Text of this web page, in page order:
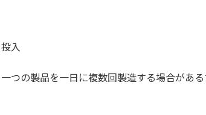
入
つの製品を一日に複数回製造する場合がある